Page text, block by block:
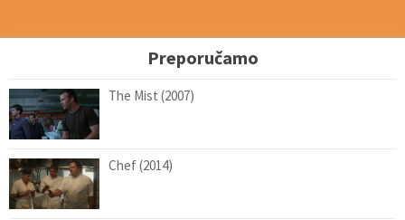
Preporučamo
The Mist (2007)
Chef (2014)